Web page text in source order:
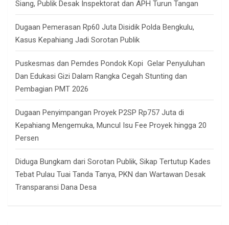
Siang, Publik Desak Inspektorat dan APH Turun Tangan
Dugaan Pemerasan Rp60 Juta Disidik Polda Bengkulu,
Kasus Kepahiang Jadi Sorotan Publik
Puskesmas dan Pemdes Pondok Kopi Gelar Penyuluhan
Dan Edukasi Gizi Dalam Rangka Cegah Stunting dan
Pembagian PMT 2026
Dugaan Penyimpangan Proyek P2SP Rp757 Juta di
Kepahiang Mengemuka, Muncul Isu Fee Proyek hingga 20
Persen
Diduga Bungkam dari Sorotan Publik, Sikap Tertutup Kades
Tebat Pulau Tuai Tanda Tanya, PKN dan Wartawan Desak
Transparansi Dana Desa